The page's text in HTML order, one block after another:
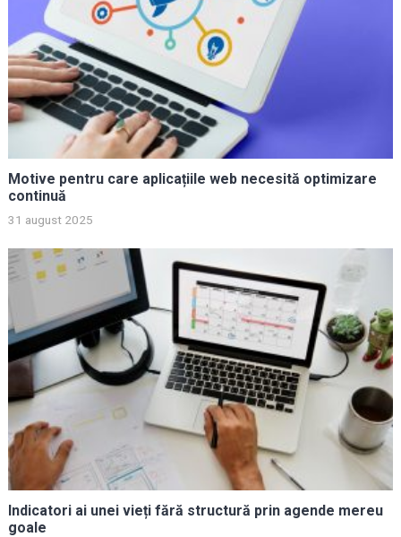
Motive pentru care aplicațiile web necesită optimizare
continuă
31 august 2025
Indicatori ai unei vieți fără structură prin agende mereu
goale